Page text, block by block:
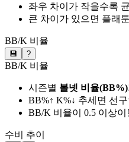
좌우 차이가 작을수록
큰 차이가 있으면 플래
BB/K 비율
💾 ?
BB/K 비율
시즌별 볼넷 비율(BB%)
BB%↑ K%↓ 추세면 선
BB/K 비율이 0.5 이상
수비 추이